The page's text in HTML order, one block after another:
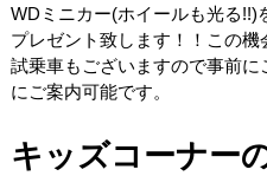
WDミニカー(ホイールも光る!!)
プレゼント致します！！この
試乗車もございますので事前
にご案内可能です。
キッズコーナー